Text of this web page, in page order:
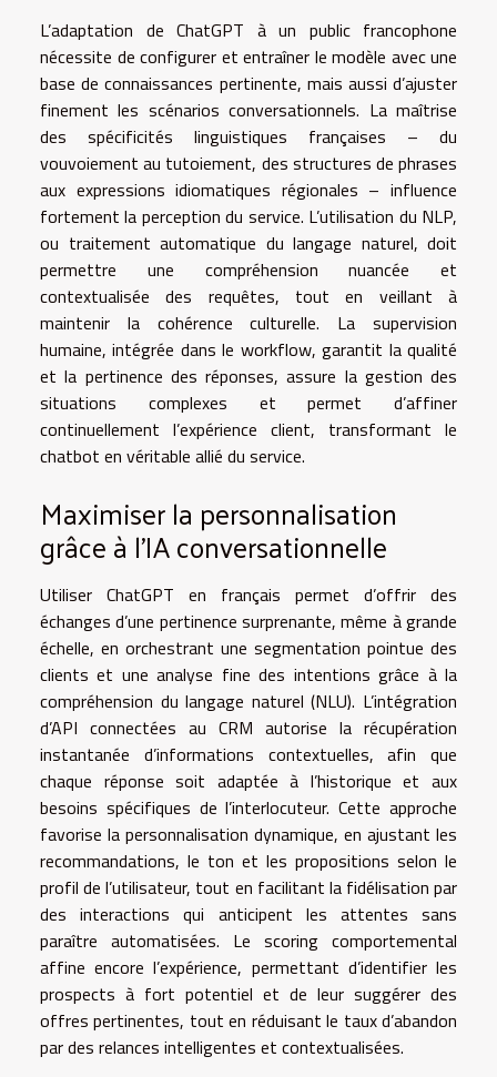
L’adaptation de ChatGPT à un public francophone
nécessite de configurer et entraîner le modèle avec une
base de connaissances pertinente, mais aussi d’ajuster
finement les scénarios conversationnels. La maîtrise
des spécificités linguistiques françaises – du
vouvoiement au tutoiement, des structures de phrases
aux expressions idiomatiques régionales – influence
fortement la perception du service. L’utilisation du NLP,
ou traitement automatique du langage naturel, doit
permettre une compréhension nuancée et
contextualisée des requêtes, tout en veillant à
maintenir la cohérence culturelle. La supervision
humaine, intégrée dans le workflow, garantit la qualité
et la pertinence des réponses, assure la gestion des
situations complexes et permet d’affiner
continuellement l’expérience client, transformant le
chatbot en véritable allié du service.
Maximiser la personnalisation
grâce à l’IA conversationnelle
Utiliser ChatGPT en français permet d’offrir des
échanges d’une pertinence surprenante, même à grande
échelle, en orchestrant une segmentation pointue des
clients et une analyse fine des intentions grâce à la
compréhension du langage naturel (NLU). L’intégration
d’API connectées au CRM autorise la récupération
instantanée d’informations contextuelles, afin que
chaque réponse soit adaptée à l’historique et aux
besoins spécifiques de l’interlocuteur. Cette approche
favorise la personnalisation dynamique, en ajustant les
recommandations, le ton et les propositions selon le
profil de l’utilisateur, tout en facilitant la fidélisation par
des interactions qui anticipent les attentes sans
paraître automatisées. Le scoring comportemental
affine encore l’expérience, permettant d’identifier les
prospects à fort potentiel et de leur suggérer des
offres pertinentes, tout en réduisant le taux d’abandon
par des relances intelligentes et contextualisées.